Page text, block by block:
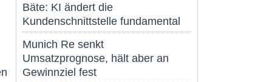
Bäte: KI ändert die
Kundenschnittstelle fundamental
Munich Re senkt
Umsatzprognose, hält aber an
Gewinnziel fest